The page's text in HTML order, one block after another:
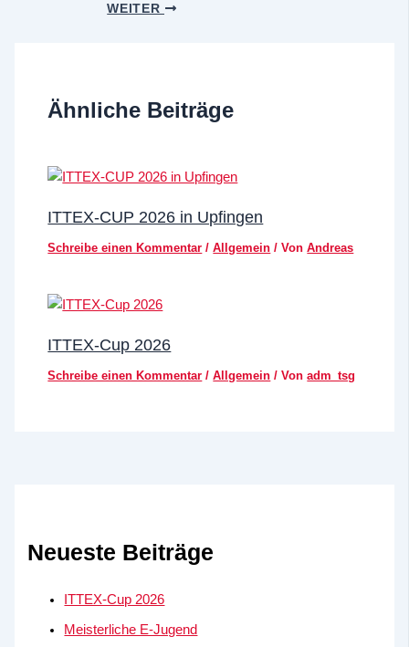
WEITER
Ähnliche Beiträge
ITTEX-CUP 2026 in Upfingen
Schreibe einen Kommentar /Allgemein / VonAndreas
ITTEX-Cup 2026
Schreibe einen Kommentar /Allgemein / Vonadm_tsg
Neueste Beiträge
ITTEX-Cup 2026
Meisterliche E-Jugend